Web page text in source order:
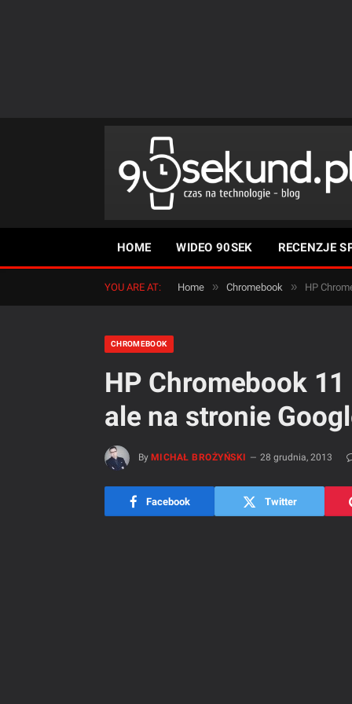
HOME WIDEO 90SEK RECENZJE
YOU ARE AT: Home » Chromebook » HP
CHROMEBOOK
HP Chromebook
ale na stronie
By MICHAŁ BROŻYŃSKI 28 grudnia, 2013
Facebook Twitter